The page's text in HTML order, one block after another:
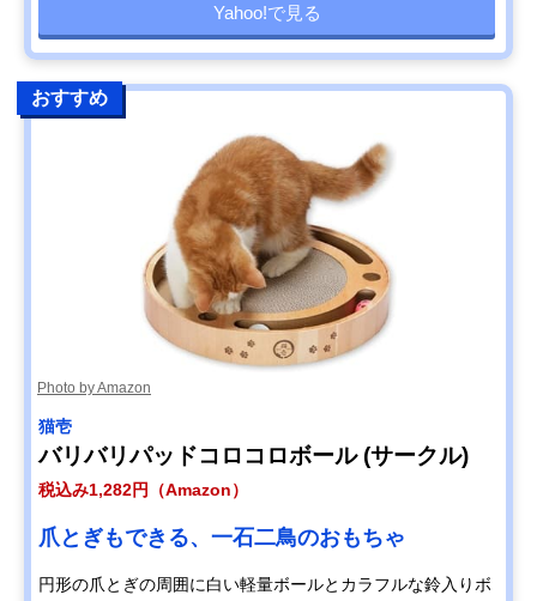
Yahoo!で見る
おすすめ
Photo by Amazon
猫壱
バリバリパッドコロコロボール (サークル)
税込み1,282円（Amazon）
爪とぎもできる、一石二鳥のおもちゃ
円形の爪とぎの周囲に白い軽量ボールとカラフルな鈴入りボ